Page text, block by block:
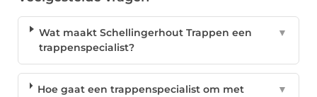
Wat maakt Schellingerhout Trappen een
trappenspecialist?
▼
Hoe gaat een trappenspecialist om met
▼